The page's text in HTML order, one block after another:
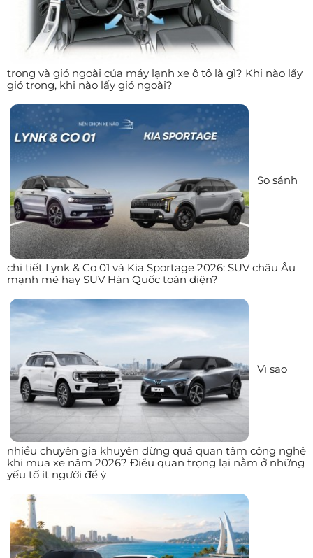
trong và gió ngoài của máy lạnh xe ô tô là gì? Khi nào lấy
gió trong, khi nào lấy gió ngoài?
So sánh
chi tiết Lynk & Co 01 và Kia Sportage 2026: SUV châu Âu
mạnh mẽ hay SUV Hàn Quốc toàn diện?
Vì sao
nhiều chuyên gia khuyên đừng quá quan tâm công nghệ
khi mua xe năm 2026? Điều quan trọng lại nằm ở những
yếu tố ít người để ý